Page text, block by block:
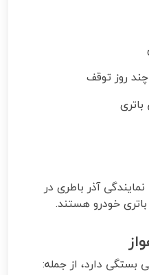
روز توقف
آذر باطری در
خودرو هستند.
بستگی دارد، از جمله: